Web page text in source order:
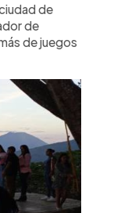
de
de
de juegos